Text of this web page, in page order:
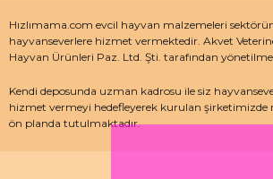
Hızlımama.com evcil hayvan malzemeleri
hayvanseverlere hizmet vermektedir. Akvet
Hayvan Ürünleri Paz. Ltd. Şti. tarafından
Kendi deposunda uzman kadrosu ile siz
hizmet vermeyi hedefleyerek kurulan
ön planda tutulmaktadır.